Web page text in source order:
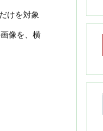
けを対象
像を、横